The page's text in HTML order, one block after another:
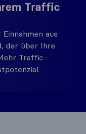
Traffic
aus
der über Ihre
Traffic